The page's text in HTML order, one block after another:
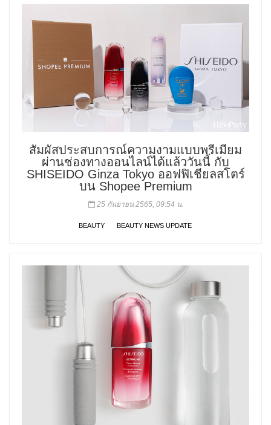
สัมผัสประสบการณ์ความงามแบบพรีเมียม
ผ่านช่องทางออนไลน์ได้แล้ววันนี้ กับ
SHISEIDO Ginza Tokyo ออฟฟิเชียลสโตร์
บน Shopee Premium
25 กันยายน 2565, 09:54 น.
BEAUTY BEAUTY NEWS UPDATE